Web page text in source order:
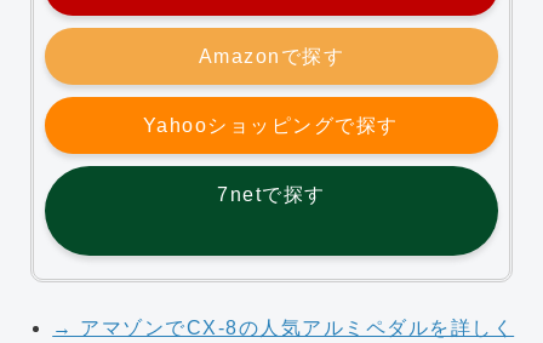
Amazonで探す
Yahooショッピングで探す
7netで探す
→ アマゾンでCX-8の人気アルミペダルを詳しく